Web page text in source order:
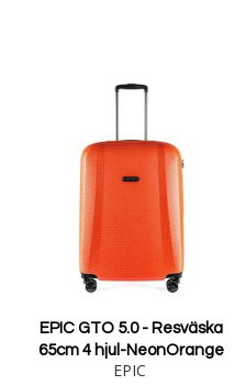
EPIC GTO 5.0 - Resväska
65cm 4 hjul-NeonOrange
EPIC